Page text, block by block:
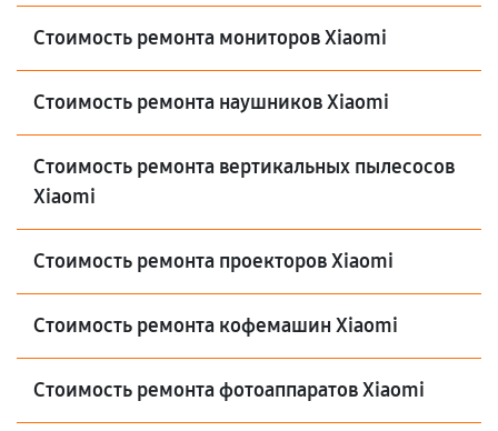
Стоимость ремонта мониторов Xiaomi
Стоимость ремонта наушников Xiaomi
Стоимость ремонта вертикальных пылесосов
Xiaomi
Стоимость ремонта проекторов Xiaomi
Стоимость ремонта кофемашин Xiaomi
Стоимость ремонта фотоаппаратов Xiaomi